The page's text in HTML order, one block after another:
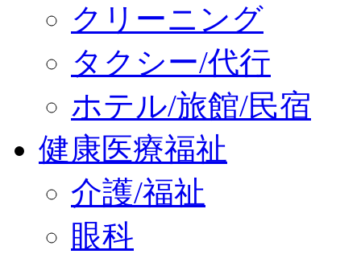
クリーニング
タクシー/代行
ホテル/旅館/民宿
健康医療福祉
介護/福祉
眼科